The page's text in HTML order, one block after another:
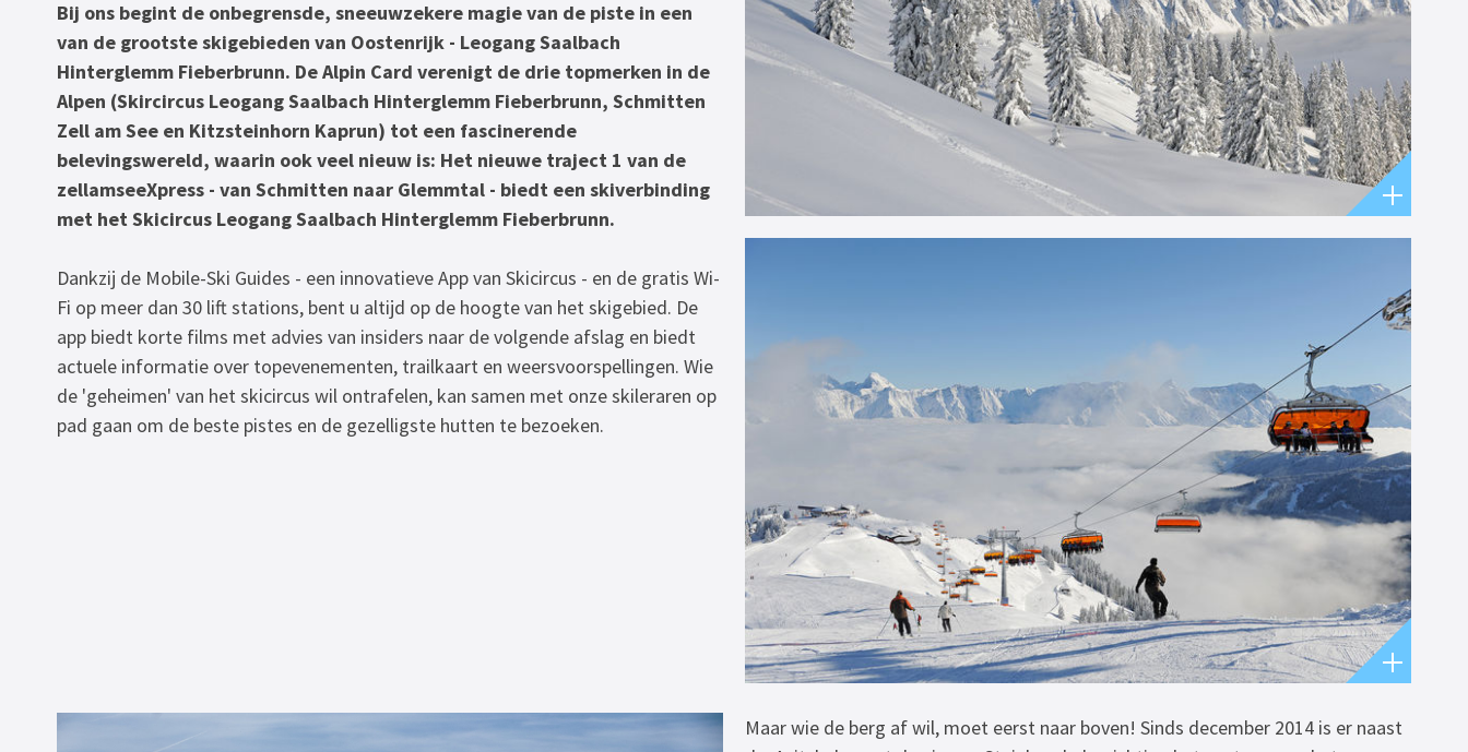
Bij ons begint de onbegrensde, sneeuwzekere magie van de piste in een
van de grootste skigebieden van Oostenrijk - Leogang Saalbach
Hinterglemm Fieberbrunn. De Alpin Card verenigt de drie topmerken in de
Alpen (Skircircus Leogang Saalbach Hinterglemm Fieberbrunn, Schmitten
Zell am See en Kitzsteinhorn Kaprun) tot een fascinerende
belevingswereld, waarin ook veel nieuw is: Het nieuwe traject 1 van de
zellamseeXpress - van Schmitten naar Glemmtal - biedt een skiverbinding
met het Skicircus Leogang Saalbach Hinterglemm Fieberbrunn.
Dankzij de Mobile-Ski Guides - een innovatieve App van Skicircus - en de gratis Wi-
Fi op meer dan 30 lift stations, bent u altijd op de hoogte van het skigebied. De
app biedt korte films met advies van insiders naar de volgende afslag en biedt
actuele informatie over topevenementen, trailkaart en weersvoorspellingen. Wie
de 'geheimen' van het skicircus wil ontrafelen, kan samen met onze skileraren op
pad gaan om de beste pistes en de gezelligste hutten te bezoeken.
Maar wie de berg af wil, moet eerst naar boven! Sinds december 2014 is er naast